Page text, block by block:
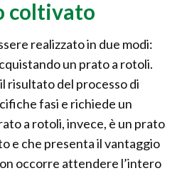
coltivato
realizzato in due modi:
un prato a rotoli.
risultato del processo di
fasi e richiede un
a rotoli, invece, è un prato
e che presenta il vantaggio
occorre attendere l’intero